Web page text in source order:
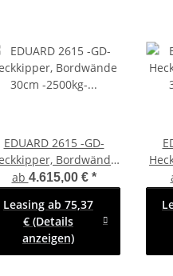
EDUARD 2615 -GD-
Bordwände
-2500kg- E-Pumpe
72cm -165R13 mit
2615 -
AufsatzBordwände
- 30cm hoch -
Flachplane
ab 4.615,00 € *
Leasing ab 75,37
€ (Details
anzeigen)
-